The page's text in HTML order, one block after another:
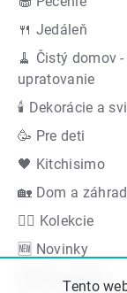
Tento
🍴 Jedáleň
🧹 Čistý domov -
upratovanie
🕯 Dekorácie a
🥳 Pre deti
🖤 Kitchisimo
🏡 Dom a
👍🏻 Kolekcie
🆕 Novinky
Akčná ponuka